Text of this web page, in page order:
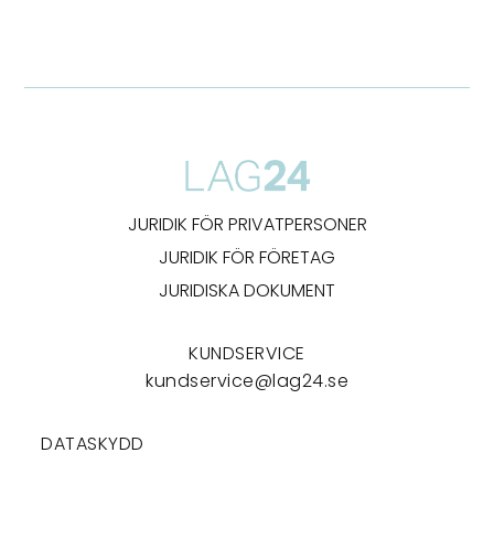
JURIDIK FÖR PRIVATPERSONER
JURIDIK FÖR FÖRETAG
JURIDISKA DOKUMENT
KUNDSERVICE
kundservice@lag24.se
DATASKYDD